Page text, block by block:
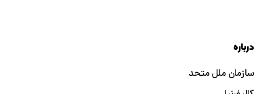
درباره
سازمان ملل متحد